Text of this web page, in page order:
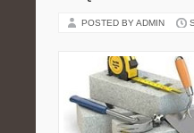
POSTED BY ADMIN